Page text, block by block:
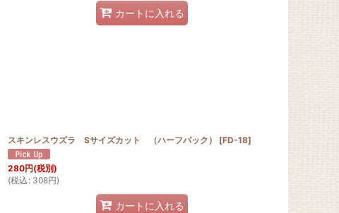
カートに入れる
スキンレスウズラ Sサイズカット （ハーフパック） [FD-18]
280円(税別)
(税込 : 308円)
カートに入れる